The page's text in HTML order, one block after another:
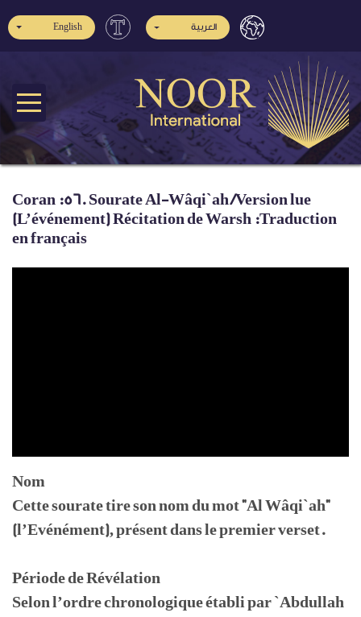
العربية English
Coran :56. Sourate Al-Wâqi`ah /Version lue
(L’événement) Récitation de Warsh :Traduction
en français
Nom
Cette sourate tire son nom du mot "Al Wâqi`ah"
(l’Evénément), présent dans le premier verset.
Période de Révélation
Selon l’ordre chronologique établi par `Abdullah